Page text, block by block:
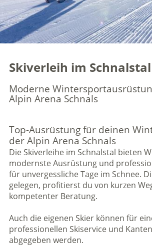
Skiverleih im Schnalstal
Moderne
Alpin Arena Schnals
Top-Ausrüstung für deinen
der Alpin Arena Schnals
Die Skiverleihe im Schnalstal bieten
modernste Ausrüstung und
für unvergessliche Tage im Schnee.
gelegen, profitierst du von kurzen
kompetenter Beratung.
Auch die eigenen Skier können für
professionellen Skiservice und
abgegeben werden.